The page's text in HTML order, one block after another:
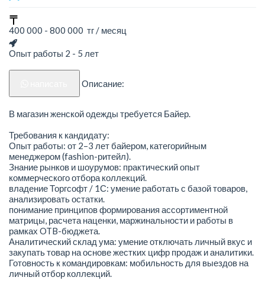
400 000 - 800 000 тг / месяц
Опыт работы 2 - 5 лет
Описание:
В магазин женской одежды требуется Байер.
Требования к кандидату:
Опыт работы: от 2–3 лет байером, категорийным
менеджером (fashion-ритейл).
Знание рынков и шоурумов: практический опыт
коммерческого отбора коллекций.
владение Торгсофт / 1С: умение работать с базой товаров,
анализировать остатки.
понимание принципов формирования ассортиментной
матрицы, расчета наценки, маржинальности и работы в
рамках OTB-бюджета.
Аналитический склад ума: умение отключать личный вкус и
закупать товар на основе жестких цифр продаж и аналитики.
Готовность к командировкам: мобильность для выездов на
личный отбор коллекций.